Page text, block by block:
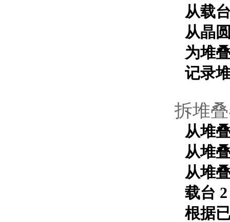
从载
从晶
为堆
记录
拆堆
从堆
从堆
从堆
载台 2
根据